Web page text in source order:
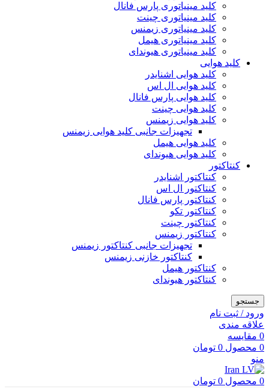
کلید مینیاتوری پارس فانال
کلید مینیاتوری چینت
کلید مینیاتوری زیمنس
کلید مینیاتوری هیمل
کلید مینیاتوری هیوندای
کلید هوایی
کلید هوایی اشنایدر
کلید هوایی ال اس
کلید هوایی پارس فانال
کلید هوایی چینت
کلید هوایی زیمنس
تجهیزات جانبی کلید هوایی زیمنس
کلید هوایی هیمل
کلید هوایی هیوندای
کنتاکتور
کنتاکتور اشنایدر
کنتاکتور ال اس
کنتاکتور پارس فانال
کنتاکتور تکو
کنتاکتور چینت
کنتاکتور زیمنس
تجهیزات جانبی کنتاکتور زیمنس
کنتاکتور خازنی زیمنس
کنتاکتور هیمل
کنتاکتور هیوندای
جستجو
ورود / ثبت نام
علاقه مندی
0 مقایسه
0 محصول 0 تومان
منو
0 محصول 0 تومان